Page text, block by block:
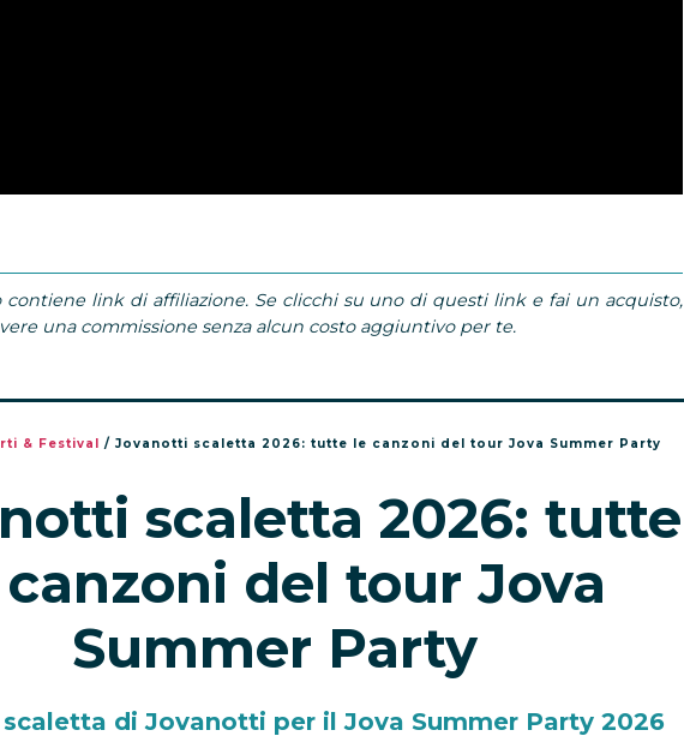
contiene link di affiliazione. Se clicchi su uno di questi link e fai un acquisto,
una commissione senza alcun costo aggiuntivo per te.
& Festival / Jovanotti scaletta 2026: tutte le canzoni del tour Jova Summer Party
scaletta 2026: tutte
del tour Jova
Summer Party
di Jovanotti per il Jova Summer Party 2026